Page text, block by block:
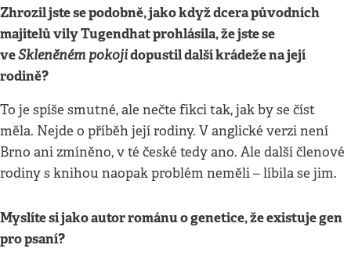
Zhrozil jste se podobně, jako když dcera původních
majitelů vily Tugendhat prohlásila, že jste se
veSkleněném pokojidopustil další krádeže na její
rodině?
To je spíše smutné, ale nečte fikci tak, jak by se číst
měla. Nejde o příběh její rodiny. V anglické verzi není
Brno ani zmíněno, v té české tedy ano. Ale další členové
rodiny s knihou naopak problém neměli – líbila se jim.
Myslíte si jako autor románu o genetice, že existuje gen
pro psaní?